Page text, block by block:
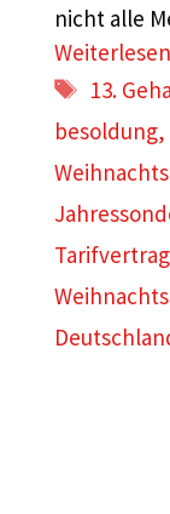
nicht alle
13.
besoldung,